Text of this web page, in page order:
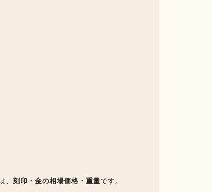
、刻印・金の相場価格・重量です。